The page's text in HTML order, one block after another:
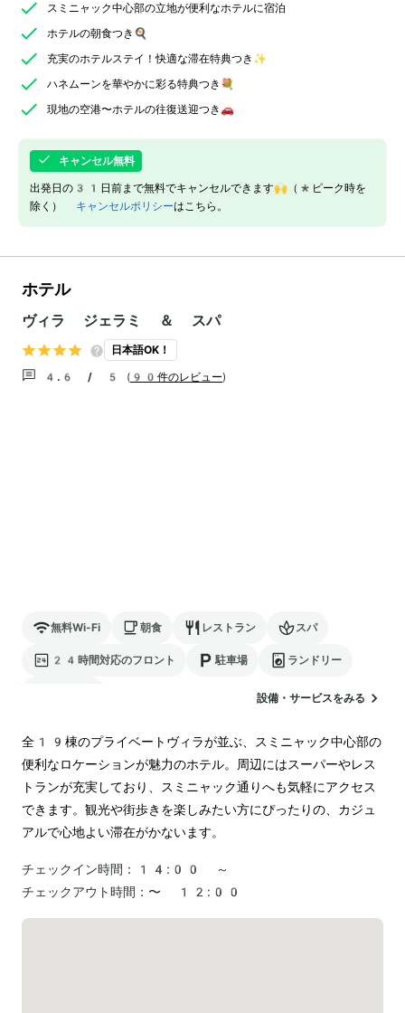
スミニャック中心部の立地が便利なホテルに宿泊
ホテルの朝食つき🍳
充実のホテルステイ！快適な滞在特典つき✨
ハネムーンを華やかに彩る特典つき💐
現地の空港〜ホテルの往復送迎つき🚗
キャンセル無料
出発日の31日前まで無料でキャンセルできます🙌（*ピーク時を
除く） キャンセルポリシーはこちら。
ホテル
ヴィラ ジェラミ ＆ スパ
日本語OK！
4.6 / 5 ( 90件のレビュー)
無料Wi-Fi 朝食 レストラン スパ
24時間対応のフロント 駐車場 ランドリー
設備・サービスをみる
全19棟のプライベートヴィラが並ぶ、スミニャック中心部の
便利なロケーションが魅力のホテル。周辺にはスーパーやレス
トランが充実しており、スミニャック通りへも気軽にアクセス
できます。観光や街歩きを楽しみたい方にぴったりの、カジュ
アルで心地よい滞在がかないます。
チェックイン時間：
14:00 ～
チェックアウト時間： 〜 12:00